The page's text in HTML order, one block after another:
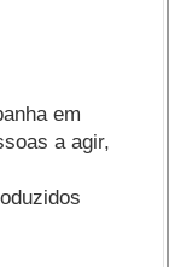
em
a agir,